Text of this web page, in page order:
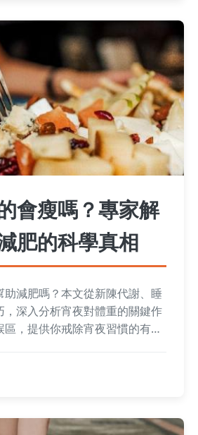
會瘦嗎？專家解
肥的科學真相
助減肥嗎？本文從新陳代謝、睡
，深入分析宵夜對體重的關鍵作
，提供你戒除宵夜習慣的有效